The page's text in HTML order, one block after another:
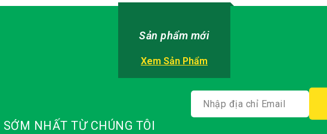
Sản phẩm mới
Xem Sản Phẩm
SỚM NHẤT TỪ CHÚNG TÔI